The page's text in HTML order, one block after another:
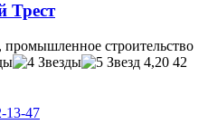
Трест
строительство
4,20 42
13-47